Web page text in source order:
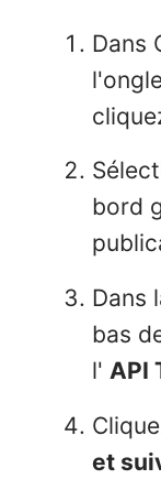
Dans
bord
Dans
bas
l' API
et